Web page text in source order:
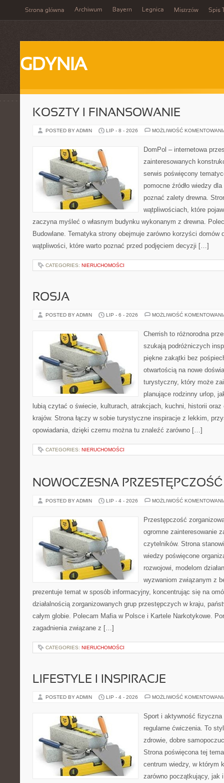
Strona główna Archiwum Bayern Legnica Mistrzów Spis
GDYNIA
KOSZTY I FINANSOWANIE
POSTED BY ADMIN LIP - 8 - 2026 MOŻLIWOŚĆ
DomPol – internetowa
zainteresowanych
serwis poświęcony
pomocne źródło wiedzy
poznać zalety drewna.
wątpliwościach, które
zaczyna myśleć o własnym budynku wykonanym z drewna.
Budowlane. Tematyka strony obejmuje zarówno korzyści domów
wątpliwości, które warto poznać przed podjęciem decyzji […]
CATEGORIES: NIERUCHOMOŚCI
ROSJA
POSTED BY ADMIN LIP - 6 - 2026 MOŻLIWOŚĆ
Cherrish to różnorodna
szukają podróżniczych
piękne zakątki bez
otwartością na nowe
turystyczny, który może
planujące rodzinny urlop,
lubią czytać o świecie, kulturach, atrakcjach, kuchni, historii
krajów. Strona łączy w sobie turystyczne inspiracje z lekkim,
opowiadania, dzięki czemu można tu znaleźć zarówno […]
CATEGORIES: NIERUCHOMOŚCI
NOWOCZESNA PRZESTĘPCZOŚĆ
POSTED BY ADMIN LIP - 4 - 2026 MOŻLIWOŚĆ
Przestępczość
ogromne zainteresowanie
czytelników. Strona
wiedzy poświęcone
rozwojowi, modelom
wyzwaniom związanym z
prezentuje temat w sposób informacyjny, koncentrując się na
działalnością zorganizowanych grup przestępczych w kraju,
całym globie. Polecam Mafia w Polsce i Kartele Narkotykowe.
zagadnienia związane z […]
CATEGORIES: NIERUCHOMOŚCI
LIFESTYLE I INSPIRACJE
POSTED BY ADMIN LIP - 4 - 2026 MOŻLIWOŚĆ
Sport i aktywność
regularne ćwiczenia. To
zdrowie, dobre
Strona poświęcona tej
centrum wiedzy, w którym
zarówno początkujący, jak